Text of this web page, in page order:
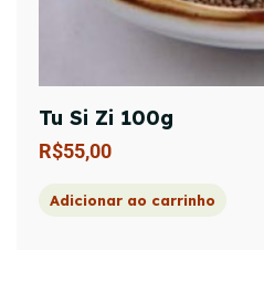
Tu Si Zi 100g
R$55,00
Adicionar ao carrinho